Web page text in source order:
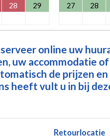
28
29
27
28
online uw
uw accommodatie
de prijzen
heeft vult u in bij
Retourlocatie